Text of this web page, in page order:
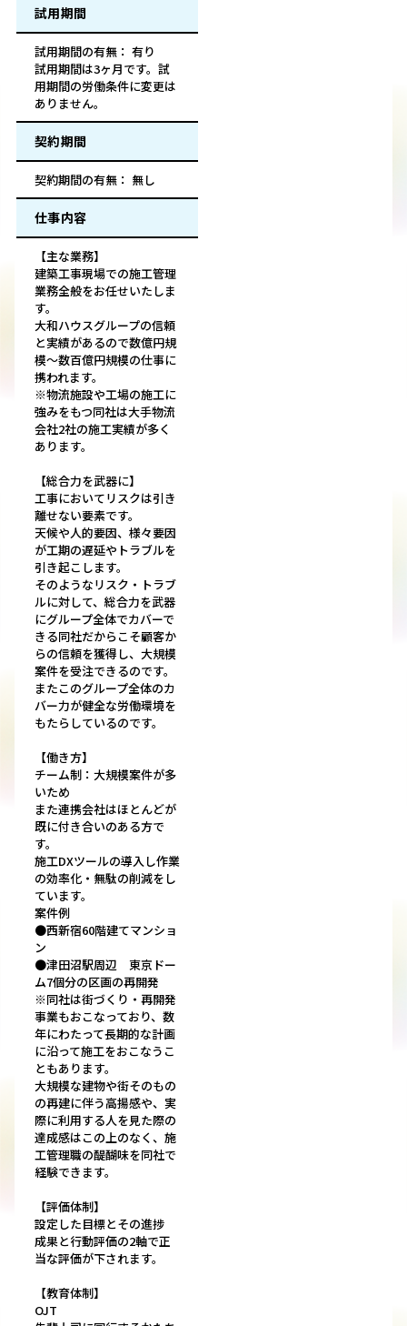
試用期間
試用期間の有無： 有り
試用期間は3ヶ月です。試
用期間の労働条件に変更は
ありません。
契約期間
契約期間の有無： 無し
仕事内容
【主な業務】
建築工事現場での施工管理
業務全般をお任せいたしま
す。
大和ハウスグループの信頼
と実績があるので数億円規
模～数百億円規模の仕事に
携われます。
※物流施設や工場の施工に
強みをもつ同社は大手物流
会社2社の施工実績が多く
あります。
【総合力を武器に】
工事においてリスクは引き
離せない要素です。
天候や人的要因、様々要因
が工期の遅延やトラブルを
引き起こします。
そのようなリスク・トラブ
ルに対して、総合力を武器
にグループ全体でカバーで
きる同社だからこそ顧客か
らの信頼を獲得し、大規模
案件を受注できるのです。
またこのグループ全体のカ
バー力が健全な労働環境を
もたらしているのです。
【働き方】
チーム制：大規模案件が多
いため
また連携会社はほとんどが
既に付き合いのある方で
す。
施工DXツールの導入し作業
の効率化・無駄の削減をし
ています。
案件例
●西新宿60階建てマンショ
ン
●津田沼駅周辺 東京ドー
ム7個分の区画の再開発
※同社は街づくり・再開発
事業もおこなっており、数
年にわたって長期的な計画
に沿って施工をおこなうこ
ともあります。
大規模な建物や街そのもの
の再建に伴う高揚感や、実
際に利用する人を見た際の
達成感はこの上のなく、施
工管理職の醍醐味を同社で
経験できます。
【評価体制】
設定した目標とその進捗
成果と行動評価の2軸で正
当な評価が下されます。
【教育体制】
OJT